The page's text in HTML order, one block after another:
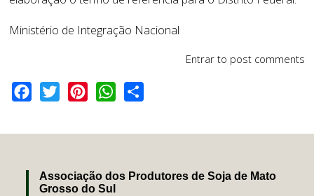
Ministério de Integração Nacional
Entrar to post comments
Facebook
Twitter PinterestWhatsApp
Associação dos Produtores de Soja de Mato
Grosso do Sul